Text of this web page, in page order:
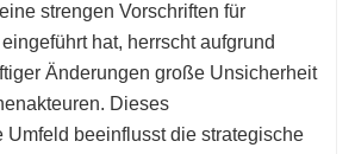
strengen Vorschriften für
hat, herrscht aufgrund
Änderungen große Unsicherheit
Dieses
Umfeld beeinflusst die strategische